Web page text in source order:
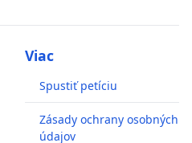
Viac
Spustiť petíciu
Zásady ochrany osobných
údajov